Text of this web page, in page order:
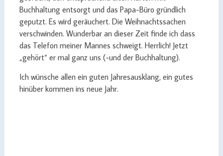
Buchhaltung entsorgt und das Papa-Büro gründlich
geputzt. Es wird geräuchert. Die Weihnachtssachen
verschwinden. Wunderbar an dieser Zeit finde ich dass
das Telefon meiner Mannes schweigt. Herrlich! Jetzt
„gehört“ er mal ganz uns (-und der Buchhaltung).
Ich wünsche allen ein guten Jahresausklang, ein gutes
hinüber kommen ins neue Jahr.